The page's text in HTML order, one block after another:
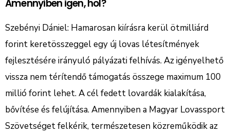
Amennyiben igen, hol?
Szebényi Dániel: Hamarosan kiírásra kerül ötmilliárd
forint keretösszeggel egy új lovas létesítmények
fejlesztésére irányuló pályázati felhívás. Az igényelhető
vissza nem térítendő támogatás összege maximum 100
millió forint lehet. A cél fedett lovardák kialakítása,
bővítése és felújítása. Amennyiben a Magyar Lovassport
Szövetséget felkérik, természetesen közreműködik az